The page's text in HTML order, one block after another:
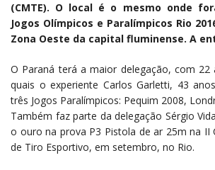
(CMTE). O local é o mesmo onde
Jogos Olímpicos e Paralímpicos Rio
Zona Oeste da capital fluminense. A
O Paraná terá a maior delegação, com 22
quais o experiente Carlos Garletti, 43
três Jogos Paralímpicos: Pequim 2008,
Também faz parte da delegação Sérgio
o ouro na prova P3 Pistola de ar 25m na II
de Tiro Esportivo, em setembro, no Rio.